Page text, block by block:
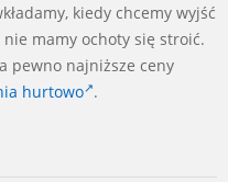
kiedy chcemy wyjść
mamy ochoty się stroić.
pewno najniższe ceny
hurtowo .